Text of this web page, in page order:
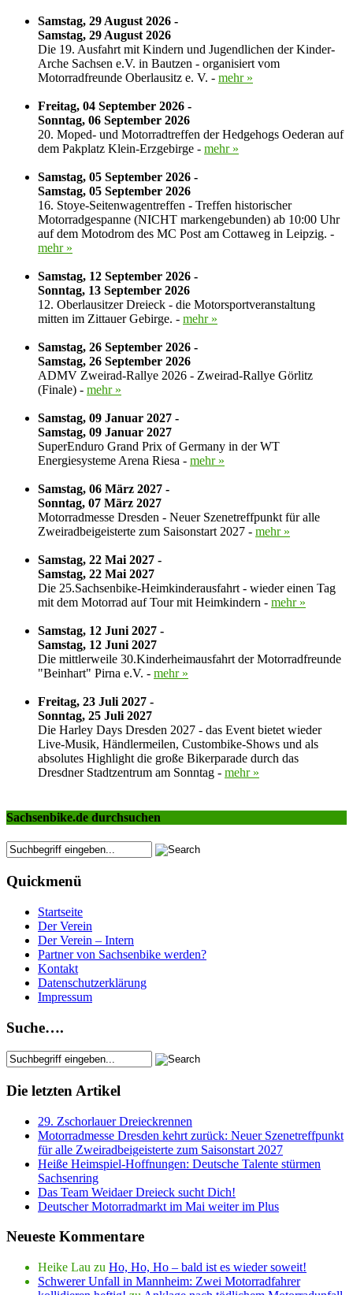
Samstag, 29 August 2026 -
Samstag, 29 August 2026
Die 19. Ausfahrt mit Kindern und Jugendlichen der Kinder-
Arche Sachsen e.V. in Bautzen - organisiert vom
Motorradfreunde Oberlausitz e. V. - mehr »
Freitag, 04 September 2026 -
Sonntag, 06 September 2026
20. Moped- und Motorradtreffen der Hedgehogs Oederan auf
dem Pakplatz Klein-Erzgebirge - mehr »
Samstag, 05 September 2026 -
Samstag, 05 September 2026
16. Stoye-Seitenwagentreffen - Treffen historischer
Motorradgespanne (NICHT markengebunden) ab 10:00 Uhr
auf dem Motodrom des MC Post am Cottaweg in Leipzig. -
mehr »
Samstag, 12 September 2026 -
Sonntag, 13 September 2026
12. Oberlausitzer Dreieck - die Motorsportveranstaltung
mitten im Zittauer Gebirge. - mehr »
Samstag, 26 September 2026 -
Samstag, 26 September 2026
ADMV Zweirad-Rallye 2026 - Zweirad-Rallye Görlitz
(Finale) - mehr »
Samstag, 09 Januar 2027 -
Samstag, 09 Januar 2027
SuperEnduro Grand Prix of Germany in der WT
Energiesysteme Arena Riesa - mehr »
Samstag, 06 März 2027 -
Sonntag, 07 März 2027
Motorradmesse Dresden - Neuer Szenetreffpunkt für alle
Zweiradbeigeisterte zum Saisonstart 2027 - mehr »
Samstag, 22 Mai 2027 -
Samstag, 22 Mai 2027
Die 25.Sachsenbike-Heimkinderausfahrt - wieder einen Tag
mit dem Motorrad auf Tour mit Heimkindern - mehr »
Samstag, 12 Juni 2027 -
Samstag, 12 Juni 2027
Die mittlerweile 30.Kinderheimausfahrt der Motorradfreunde
"Beinhart" Pirna e.V. - mehr »
Freitag, 23 Juli 2027 -
Sonntag, 25 Juli 2027
Die Harley Days Dresden 2027 - das Event bietet wieder
Live-Musik, Händlermeilen, Custombike-Shows und als
absolutes Highlight die große Bikerparade durch das
Dresdner Stadtzentrum am Sonntag - mehr »
Sachsenbike.de durchsuchen
Quickmenü
Startseite
Der Verein
Der Verein – Intern
Partner von Sachsenbike werden?
Kontakt
Datenschutzerklärung
Impressum
Suche….
Die letzten Artikel
29. Zschorlauer Dreieckrennen
Motorradmesse Dresden kehrt zurück: Neuer Szenetreffpunkt
für alle Zweiradbeigeisterte zum Saisonstart 2027
Heiße Heimspiel-Hoffnungen: Deutsche Talente stürmen
Sachsenring
Das Team Weidaer Dreieck sucht Dich!
Deutscher Motorradmarkt im Mai weiter im Plus
Neueste Kommentare
Heike Lau zu Ho, Ho, Ho – bald ist es wieder soweit!
Schwerer Unfall in Mannheim: Zwei Motorradfahrer